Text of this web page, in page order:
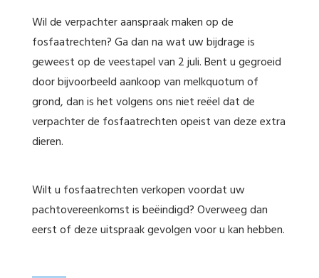
Wil de verpachter aanspraak maken op de
fosfaatrechten? Ga dan na wat uw bijdrage is
geweest op de veestapel van 2 juli. Bent u gegroeid
door bijvoorbeeld aankoop van melkquotum of
grond, dan is het volgens ons niet reëel dat de
verpachter de fosfaatrechten opeist van deze extra
dieren.
Wilt u fosfaatrechten verkopen voordat uw
pachtovereenkomst is beëindigd? Overweeg dan
eerst of deze uitspraak gevolgen voor u kan hebben.